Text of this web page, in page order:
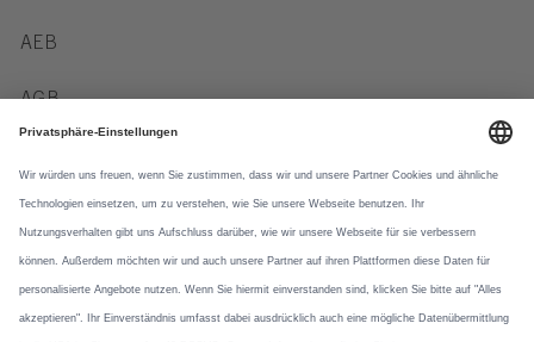
AEB
AGB
Datenschutz
Datennutzung